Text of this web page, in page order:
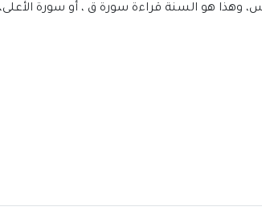
وهذا هو السنة قراءة سورة ق ، أو سورة الأعلى،